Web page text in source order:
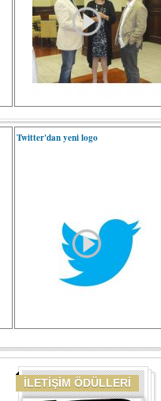
Twitter'dan yeni logo
İLETİŞİM ÖDÜLLERİ